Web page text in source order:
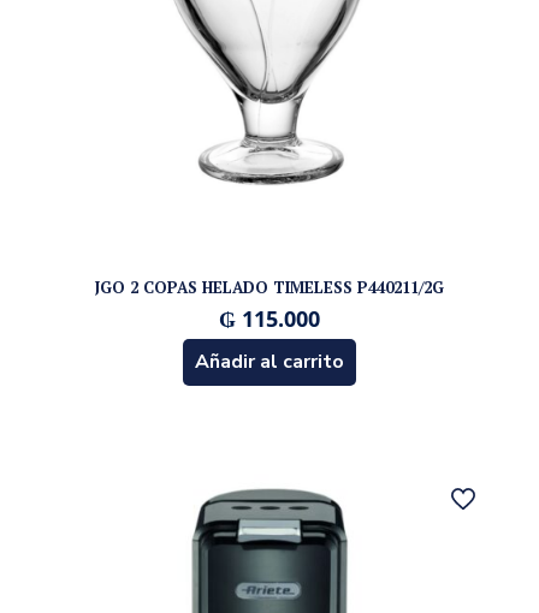
JGO 2 COPAS HELADO TIMELESS P440211/2G
₲ 115.000
Añadir al carrito